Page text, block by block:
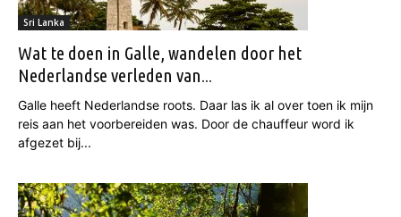
Sri Lanka
Wat te doen in Galle, wandelen door het
Nederlandse verleden van...
Galle heeft Nederlandse roots. Daar las ik al over toen ik mijn
reis aan het voorbereiden was. Door de chauffeur word ik
afgezet bij...